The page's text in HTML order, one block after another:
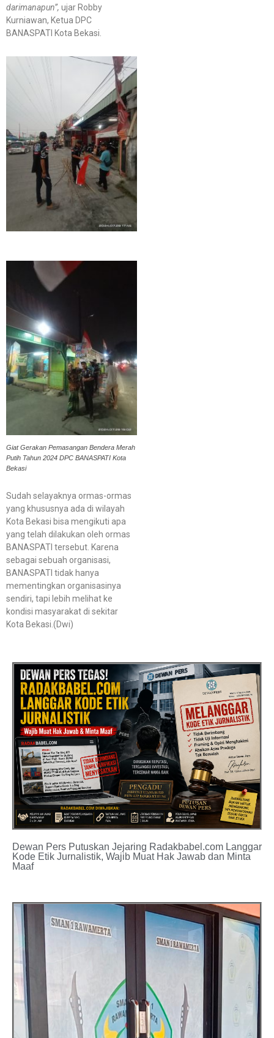
darimanapun”, ujar Robby
Kurniawan, Ketua DPC
BANASPATI Kota Bekasi.
Giat Gerakan Pemasangan Bendera Merah
Putih Tahun 2024 DPC BANASPATI Kota
Bekasi
Sudah selayaknya ormas-ormas
yang khususnya ada di wilayah
Kota Bekasi bisa mengikuti apa
yang telah dilakukan oleh ormas
BANASPATI tersebut. Karena
sebagai sebuah organisasi,
BANASPATI tidak hanya
mementingkan organisasinya
sendiri, tapi lebih melihat ke
kondisi masyarakat di sekitar
Kota Bekasi.(Dwi)
Dewan Pers Putuskan Jejaring Radakbabel.com Langgar
Kode Etik Jurnalistik, Wajib Muat Hak Jawab dan Minta
Maaf